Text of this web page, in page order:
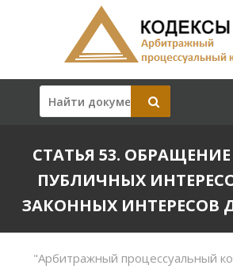
СТАТЬЯ 53.
ПУБЛИЧНЫХ
ЗАКОННЫХ ИНТЕРЕСОВ
"Арбитражный процессуальный